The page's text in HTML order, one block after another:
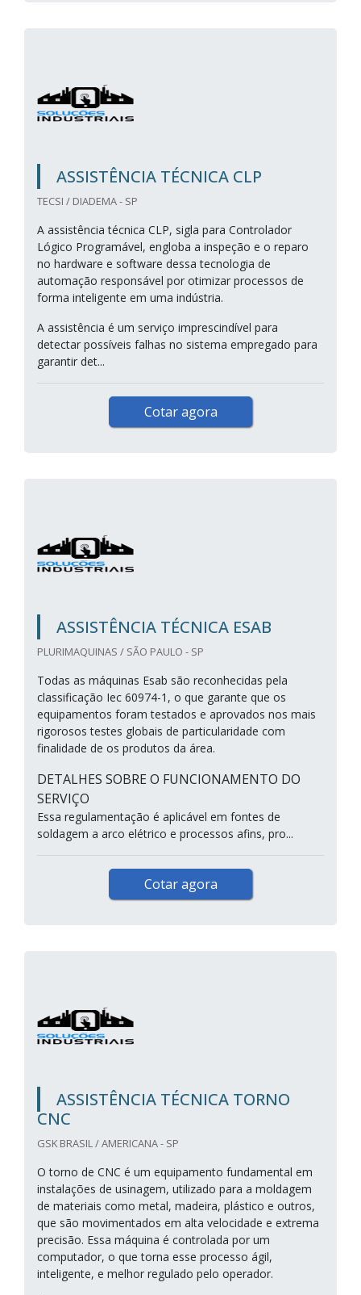
ASSISTÊNCIA TÉCNICA CLP
TECSI / DIADEMA - SP
A assistência técnica CLP, sigla para Controlador
Lógico Programável, engloba a inspeção e o reparo
no hardware e software dessa tecnologia de
automação responsável por otimizar processos de
forma inteligente em uma indústria.
A assistência é um serviço imprescindível para
detectar possíveis falhas no sistema empregado para
garantir det...
Cotar agora
ASSISTÊNCIA TÉCNICA ESAB
PLURIMAQUINAS / SÃO PAULO - SP
Todas as máquinas Esab são reconhecidas pela
classificação Iec 60974-1, o que garante que os
equipamentos foram testados e aprovados nos mais
rigorosos testes globais de particularidade com
finalidade de os produtos da área.
DETALHES SOBRE O FUNCIONAMENTO DO
SERVIÇO
Essa regulamentação é aplicável em fontes de
soldagem a arco elétrico e processos afins, pro...
Cotar agora
ASSISTÊNCIA TÉCNICA TORNO
CNC
GSK BRASIL / AMERICANA - SP
O torno de CNC é um equipamento fundamental em
instalações de usinagem, utilizado para a moldagem
de materiais como metal, madeira, plástico e outros,
que são movimentados em alta velocidade e extrema
precisão. Essa máquina é controlada por um
computador, o que torna esse processo ágil,
inteligente, e melhor regulado pelo operador.